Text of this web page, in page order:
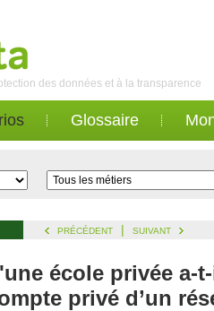
des données et à la transparence
Glossaire
PRÉCÉDENT | SUIVANT
école privée a-
privé d’un